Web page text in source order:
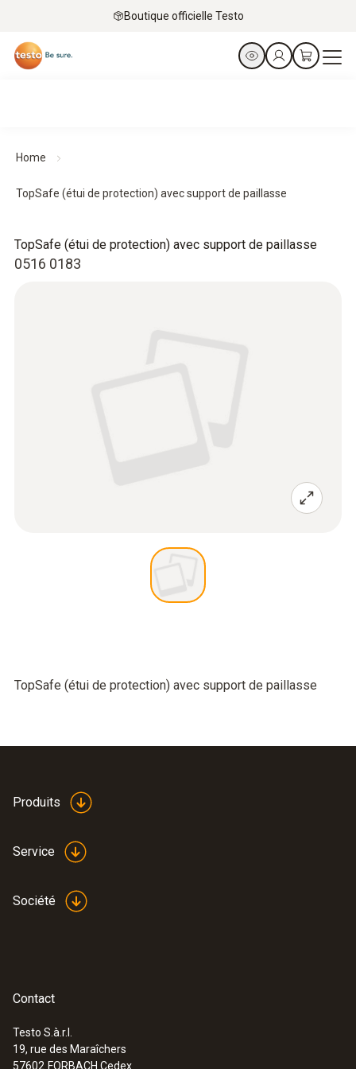
Boutique officielle Testo
Home
TopSafe (étui de protection) avec support de paillasse
0516 0183
TopSafe (étui de protection) avec support de paillasse
TopSafe (étui de protection) avec support de paillasse
Produits
Service
Société
Contact
Testo S.à.r.l.
19, rue des Maraîchers
57602 FORBACH Cedex